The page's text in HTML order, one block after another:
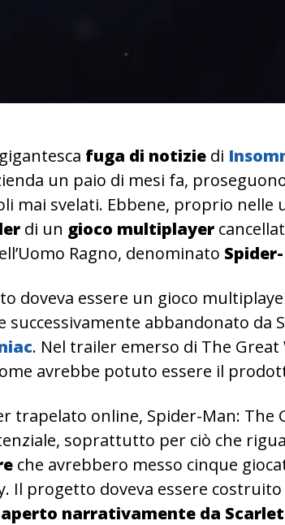
fuga di notizie di
un paio di mesi fa,
mai svelati. Ebbene, proprio nelle
di un gioco multiplayer
Ragno, denominato
doveva essere un gioco
successivamente abbandonato da
. Nel trailer emerso di The Great
avrebbe potuto essere il
trapelato online, Spider-Man: The
soprattutto per ciò che
che avrebbero messo cinque
Il progetto doveva essere
narrativamente da